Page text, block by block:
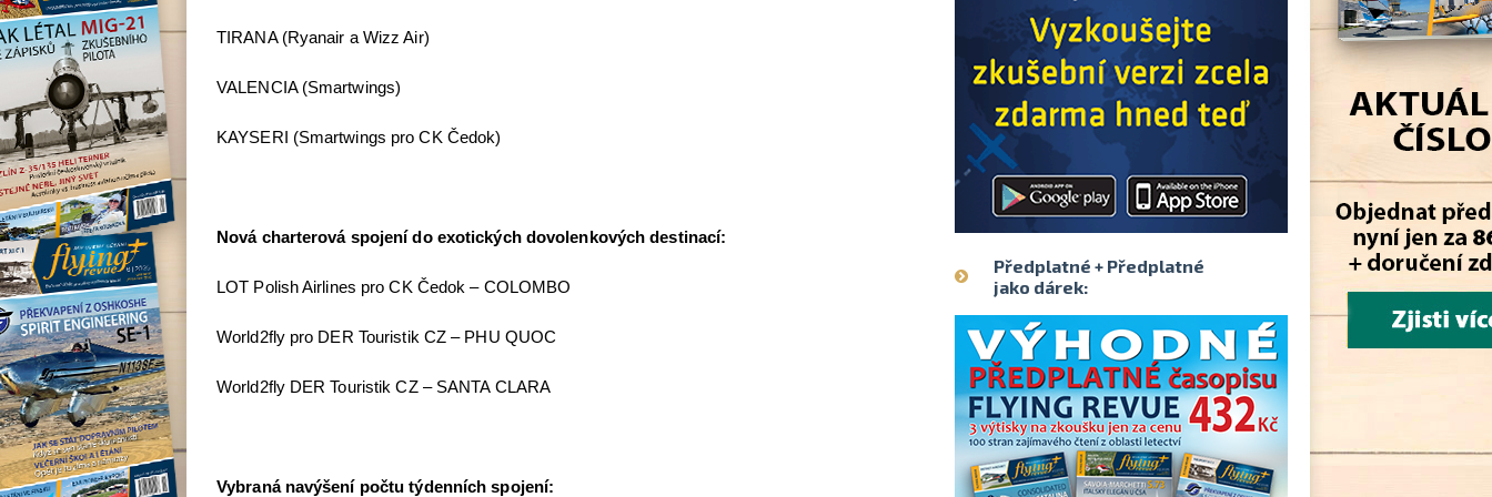
TIRANA (Ryanair a Wizz Air)
VALENCIA (Smartwings)
KAYSERI (Smartwings pro CK Čedok)
Nová charterová spojení do exotických dovolenkových destinací:
LOT Polish Airlines pro CK Čedok – COLOMBO
World2fly pro DER Touristik CZ – PHU QUOC
World2fly DER Touristik CZ – SANTA CLARA
Vybraná navýšení počtu týdenních spojení:
Předplatné + Předplatné
jako dárek: